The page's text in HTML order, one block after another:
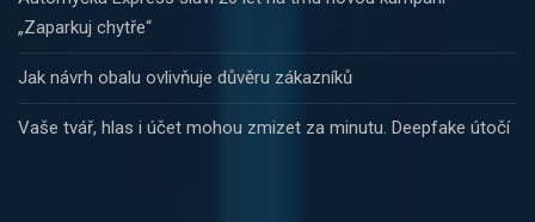
„Zaparkuj chytře“
Jak návrh obalu ovlivňuje důvěru zákazníků
Vaše tvář, hlas i účet mohou zmizet za minutu. Deepfake útočí